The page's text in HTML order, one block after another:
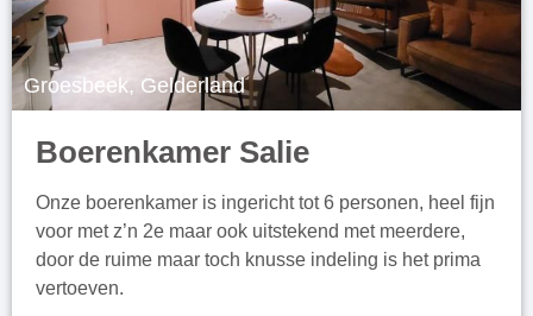
Groesbeek, Gelderland
Boerenkamer Salie
Onze boerenkamer is ingericht tot 6 personen, heel fijn
voor met z’n 2e maar ook uitstekend met meerdere,
door de ruime maar toch knusse indeling is het prima
vertoeven.